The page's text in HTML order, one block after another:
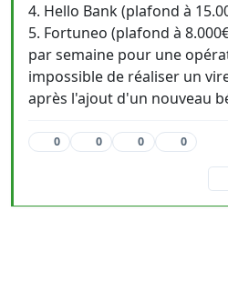
4. Hello Bank (plafond à
5. Fortuneo (plafond à
par semaine pour une
impossible de réaliser un
après l'ajout d'un nouveau
0 0 0 0